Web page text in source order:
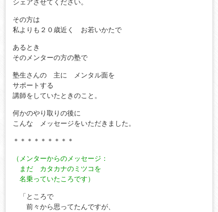
シェアさせてください。
その方は
私よりも２０歳近く お若いかたで
あるとき
そのメンターの方の塾で
塾生さんの 主に メンタル面を
サポートする
講師をしていたときのこと。
何かのやり取りの後に
こんな メッセージをいただきました。
＊＊＊＊＊＊＊＊＊
（メンターからのメッセージ：
まだ カタカナのミツコを
名乗っていたころです）
「ところで
前々から思ってたんですが、